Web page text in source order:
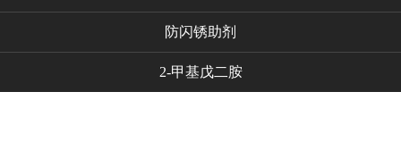
防闪锈助剂
2-甲基戊二胺